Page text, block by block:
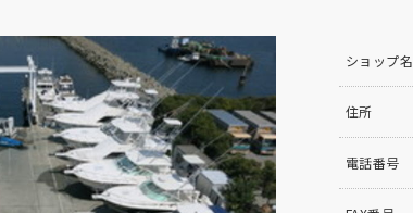
ショップ名
住所
電話番号